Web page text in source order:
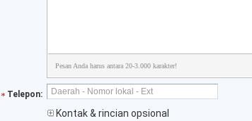
Pesan Anda harus antara 20-3.000 karakter!
Telepon:
Kontak & rincian opsional